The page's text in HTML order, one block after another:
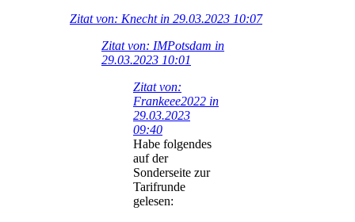
Zitat von: Knecht in 29.03.2023 10:07
Zitat von: IMPotsdam in
29.03.2023 10:01
Zitat von:
Frankeee2022 in
29.03.2023
09:40
Habe folgendes
auf der
Sonderseite zur
Tarifrunde
gelesen: